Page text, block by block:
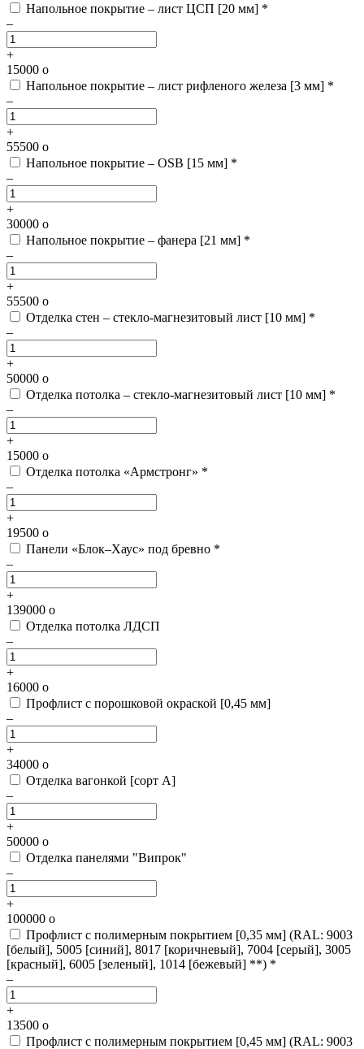
Напольное покрытие – лист ЦСП [20 мм] *
–
+
15000 o
Напольное покрытие – лист рифленого железа [3 мм] *
–
+
55500 o
Напольное покрытие – OSB [15 мм] *
–
+
30000 o
Напольное покрытие – фанера [21 мм] *
–
+
55500 o
Отделка стен – стекло-магнезитовый лист [10 мм] *
–
+
50000 o
Отделка потолка – стекло-магнезитовый лист [10 мм] *
–
+
15000 o
Отделка потолка «Армстронг» *
–
+
19500 o
Панели «Блок–Хаус» под бревно *
–
+
139000 o
Отделка потолка ЛДСП
–
+
16000 o
Профлист с порошковой окраской [0,45 мм]
–
+
34000 o
Отделка вагонкой [сорт А]
–
+
50000 o
Отделка панелями "Випрок"
–
+
100000 o
Профлист с полимерным покрытием [0,35 мм] (RAL: 9003
[белый], 5005 [синий], 8017 [коричневый], 7004 [серый], 3005
[красный], 6005 [зеленый], 1014 [бежевый] **) *
–
+
13500 o
Профлист с полимерным покрытием [0,45 мм] (RAL: 9003